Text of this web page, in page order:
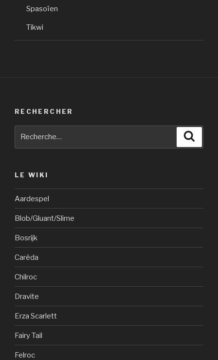
Spasoïen
Tikwi
RECHERCHER
LE WIKI
Aardespel
Blob/Gluant/Slime
Bosrijk
Carèda
Chilroc
Dravite
Erza Scarlett
Fairy Tail
Felroc